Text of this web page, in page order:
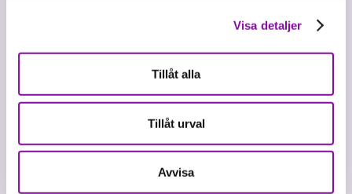
Visa detaljer
Tillåt alla
Tillåt urval
Avvisa
Våra tjänster
Riskkapital
Affärsutveckling
Kunskap och inspiration